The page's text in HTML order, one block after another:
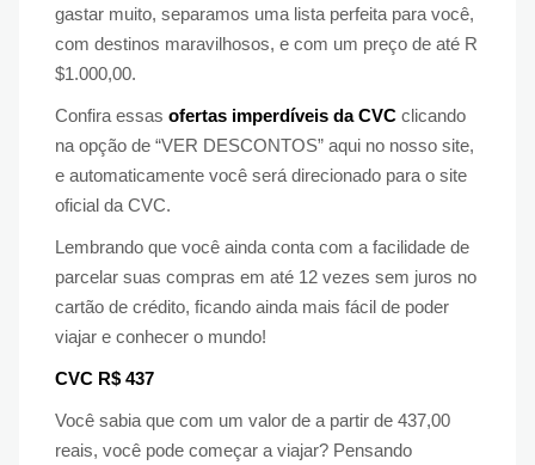
gastar muito, separamos uma lista perfeita para você,
com destinos maravilhosos, e com um preço de até R
$1.000,00.
Confira essas ofertas imperdíveis da CVC clicando
na opção de “VER DESCONTOS” aqui no nosso site,
e automaticamente você será direcionado para o site
oficial da CVC.
Lembrando que você ainda conta com a facilidade de
parcelar suas compras em até 12 vezes sem juros no
cartão de crédito, ficando ainda mais fácil de poder
viajar e conhecer o mundo!
CVC R$ 437
Você sabia que com um valor de a partir de 437,00
reais, você pode começar a viajar? Pensando